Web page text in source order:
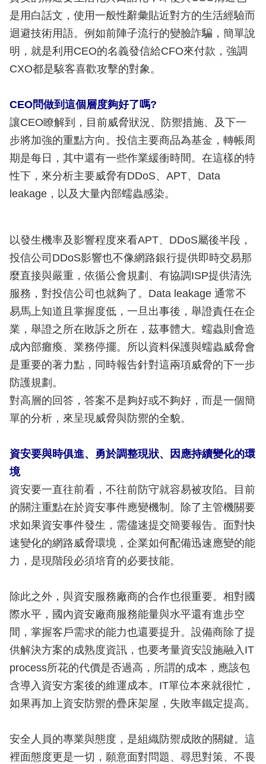
是用白話文，使用一般性辭彙貼近對方的生活經驗而
迴避技術用語。例如前陣子流行的變臉詐騙，簡單說
明，就是利用CEO的名義發信給CFO來付款，強調
CXO都是駭客喜歡攻擊的對象。
CEO問做到這個層度夠好了嗎?
讓CEO瞭解到，目前威脅狀況、防禦措施、及下一
步將加強的重點方向。投信主要商品為基金，轉帳周
期是每日，其中還有一些作業緩衝時間。在這樣的特
性下，來分析主要威脅有DDoS、APT、Data
leakage，以及大量內部蠕蟲感染。
以發生機率及影響程度來看APT、DDoS屬後半段，
投信公司DDoS影響也不像網路銀行提供即時交易那
麼直接與嚴重，依循公會規劃、有協調ISP提供清洗
服務，對投信公司也就夠了。Data leakage 通常不
易馬上知道且掌握度低，一旦出事後，舉證責任在企
業，舉證之所在敗訴之所在，茲事體大。蠕蟲則會造
成內部癱瘓、業務停擺。所以資料保護與蠕蟲威脅會
是重要的著力點，同時報告針對這兩項威脅的下一步
防護規劃。
對高層的回答，答案不是夠好或不夠好，而是一個簡
單的分析，來呈現威脅與防禦的全貌。
資安要與時俱進、勇於調整現狀、因應持續變化的環
境
資安要一直往前看，不往前防守就容易被攻陷。目前
的關注重點在於資安事件應變機制。除了主管機關要
求如果資安事件發生，需儘速提交簡要報告。面對快
速變化的網路威脅環境，企業如何配備迅速應變的能
力，是現階段必須培育的必要技能。
除此之外，與資安服務廠商的合作也很重要。相對國
際水平，國內資安廠商服務能量與水平還有進步空
間，掌握客戶需求的能力也還要提升。設備商除了提
供解決方案的成熟度資訊，也要考量資安設施融入IT
process所花的代價是否過高，所謂的成本，應該包
含導入資安方案後的維運成本。IT單位本來就很忙，
如果再加上資安防禦的疊床架屋，失敗率鐵定提高。
安全人員的專業與態度，是組織防禦成敗的關鍵。這
裡面態度更是一切，願意面對問題、尋思對策、不畏